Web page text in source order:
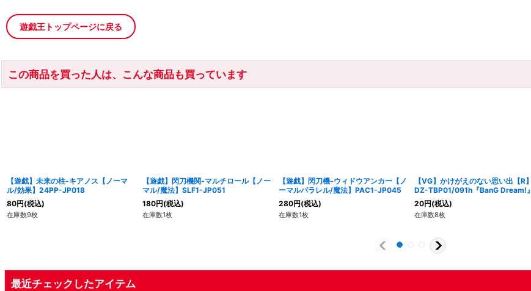
遊戯王トップページに戻る
この商品を買った人は、こんな商品も買っています
【遊戯】未来の柱-キアノス【ノーマ
ル/効果】24PP-JP018
80円(税込)
在庫数9枚
【遊戯】閃刀機関-マルチロール【ノー
マル/魔法】SLF1-JP051
180円(税込)
在庫数1枚
【遊戯】閃刀機-ウィドウアンカー【ノ
ーマルパラレル/魔法】PAC1-JP045
280円(税込)
在庫数1枚
【VG】かけがえのない思い出【R】
DZ-TBP01/091h『BanG Dream!』
20円(税込)
在庫数8枚
最近チェックしたアイテム